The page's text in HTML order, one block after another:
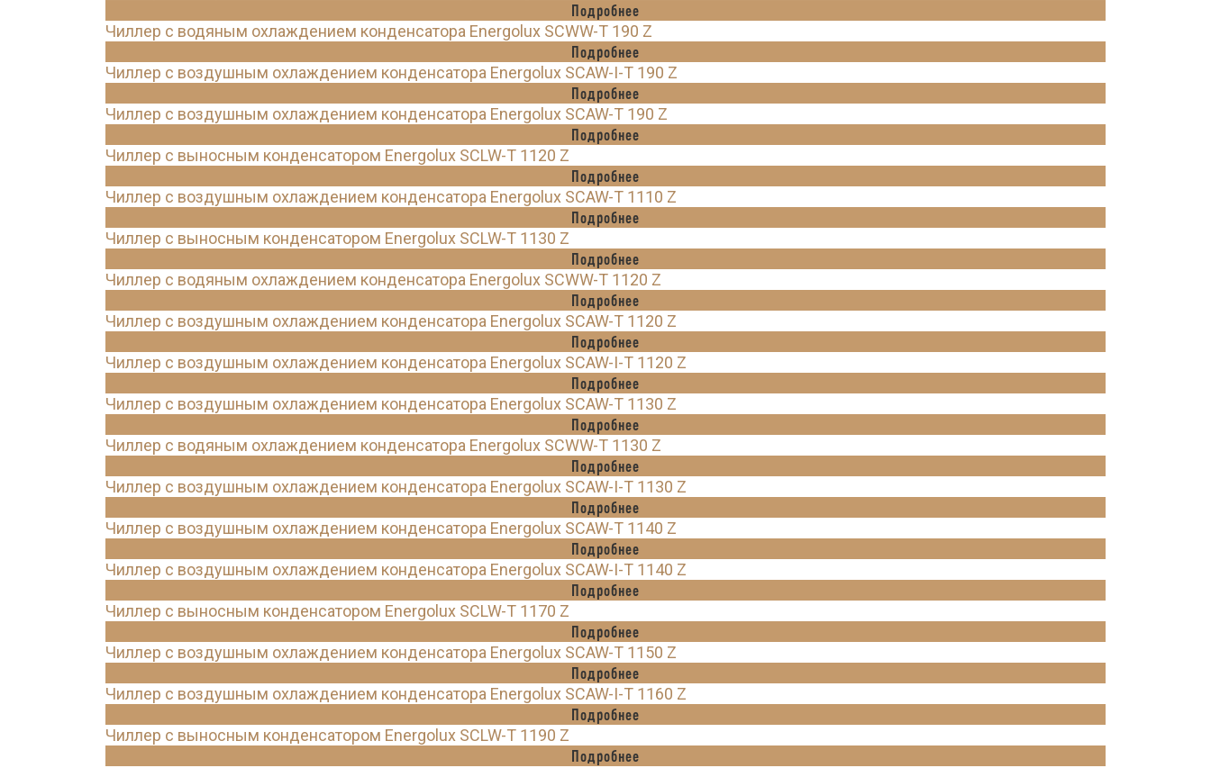
Подробнее
Чиллер с водяным охлаждением конденсатора Energolux SCWW-T 190 Z
Подробнее
Чиллер с воздушным охлаждением конденсатора Energolux SCAW-I-T 190 Z
Подробнее
Чиллер с воздушным охлаждением конденсатора Energolux SCAW-T 190 Z
Подробнее
Чиллер с выносным конденсатором Energolux SCLW-T 1120 Z
Подробнее
Чиллер с воздушным охлаждением конденсатора Energolux SCAW-T 1110 Z
Подробнее
Чиллер с выносным конденсатором Energolux SCLW-T 1130 Z
Подробнее
Чиллер с водяным охлаждением конденсатора Energolux SCWW-T 1120 Z
Подробнее
Чиллер с воздушным охлаждением конденсатора Energolux SCAW-T 1120 Z
Подробнее
Чиллер с воздушным охлаждением конденсатора Energolux SCAW-I-T 1120 Z
Подробнее
Чиллер с воздушным охлаждением конденсатора Energolux SCAW-T 1130 Z
Подробнее
Чиллер с водяным охлаждением конденсатора Energolux SCWW-T 1130 Z
Подробнее
Чиллер с воздушным охлаждением конденсатора Energolux SCAW-I-T 1130 Z
Подробнее
Чиллер с воздушным охлаждением конденсатора Energolux SCAW-T 1140 Z
Подробнее
Чиллер с воздушным охлаждением конденсатора Energolux SCAW-I-T 1140 Z
Подробнее
Чиллер с выносным конденсатором Energolux SCLW-T 1170 Z
Подробнее
Чиллер с воздушным охлаждением конденсатора Energolux SCAW-T 1150 Z
Подробнее
Чиллер с воздушным охлаждением конденсатора Energolux SCAW-I-T 1160 Z
Подробнее
Чиллер с выносным конденсатором Energolux SCLW-T 1190 Z
Подробнее